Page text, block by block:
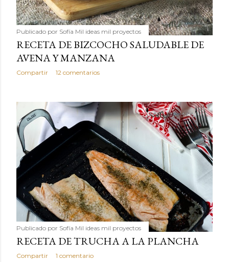
Publicado por Sofía Mil ideas mil proyectos
RECETA DE BIZCOCHO SALUDABLE DE
AVENA Y MANZANA
Compartir 12 comentarios
Publicado por Sofía Mil ideas mil proyectos
RECETA DE TRUCHA A LA PLANCHA
Compartir 1 comentario